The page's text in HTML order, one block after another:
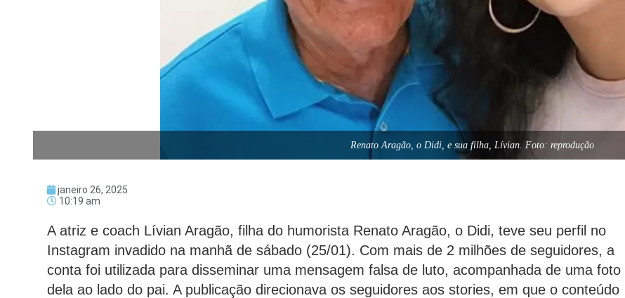
Renato Aragão, o Didi, e sua filha, Lívian. Foto: reprodução
janeiro 26, 2025
10:19 am
A atriz e coach Lívian Aragão, filha do humorista Renato Aragão, o Didi, teve seu perfil no
Instagram invadido na manhã de sábado (25/01). Com mais de 2 milhões de seguidores, a
conta foi utilizada para disseminar uma mensagem falsa de luto, acompanhada de uma foto
dela ao lado do pai. A publicação direcionava os seguidores aos stories, em que o conteúdo